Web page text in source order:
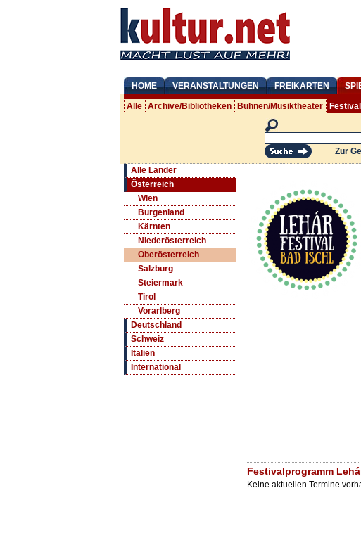
HOME VERANSTALTUNGEN FREIKARTEN
Alle Archive/Bibliotheken Bühnen/Musiktheater
Zur
Alle Länder
Österreich
Wien
Burgenland
Kärnten
Niederösterreich
Oberösterreich
Salzburg
Steiermark
Tirol
Vorarlberg
Deutschland
Schweiz
Italien
International
Festivalprogramm
Keine aktuellen Termine